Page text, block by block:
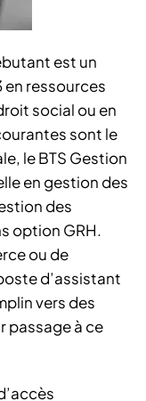
est un
en ressources
social ou en
sont le
le BTS Gestion
en gestion des
des
option GRH.
ou de
d’assistant
vers des
passage à ce